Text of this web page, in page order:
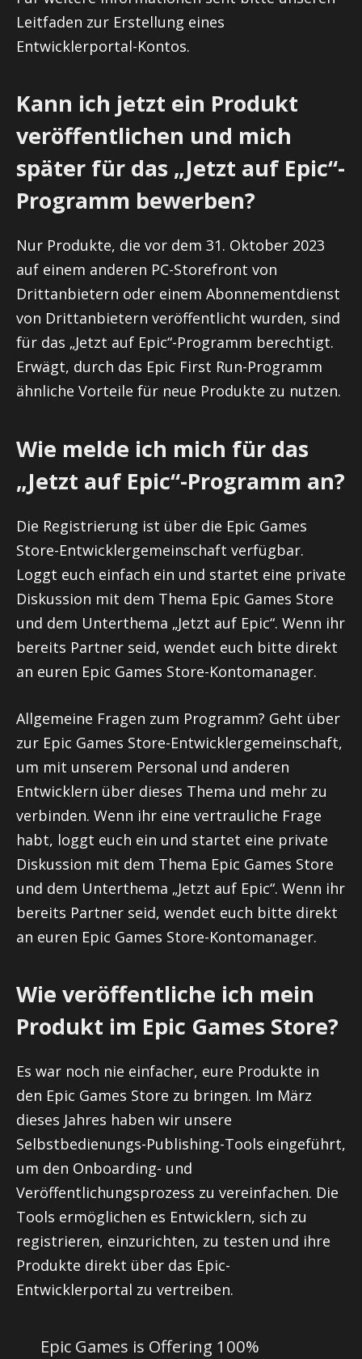
Leitfaden zur Erstellung eines
Entwicklerportal-Kontos.
Kann ich jetzt ein Produkt
veröffentlichen und mich
später für das „Jetzt auf Epic“-
Programm bewerben?
Nur Produkte, die vor dem 31. Oktober 2023
auf einem anderen PC-Storefront von
Drittanbietern oder einem Abonnementdienst
von Drittanbietern veröffentlicht wurden, sind
für das „Jetzt auf Epic“-Programm berechtigt.
Erwägt, durch das Epic First Run-Programm
ähnliche Vorteile für neue Produkte zu nutzen.
Wie melde ich mich für das
„Jetzt auf Epic“-Programm an?
Die Registrierung ist über die Epic Games
Store-Entwicklergemeinschaft verfügbar.
Loggt euch einfach ein und startet eine private
Diskussion mit dem Thema Epic Games Store
und dem Unterthema „Jetzt auf Epic“. Wenn ihr
bereits Partner seid, wendet euch bitte direkt
an euren Epic Games Store-Kontomanager.
Allgemeine Fragen zum Programm? Geht über
zur Epic Games Store-Entwicklergemeinschaft,
um mit unserem Personal und anderen
Entwicklern über dieses Thema und mehr zu
verbinden. Wenn ihr eine vertrauliche Frage
habt, loggt euch ein und startet eine private
Diskussion mit dem Thema Epic Games Store
und dem Unterthema „Jetzt auf Epic“. Wenn ihr
bereits Partner seid, wendet euch bitte direkt
an euren Epic Games Store-Kontomanager.
Wie veröffentliche ich mein
Produkt im Epic Games Store?
Es war noch nie einfacher, eure Produkte in
den Epic Games Store zu bringen. Im März
dieses Jahres haben wir unsere
Selbstbedienungs-Publishing-Tools eingeführt,
um den Onboarding- und
Veröffentlichungsprozess zu vereinfachen. Die
Tools ermöglichen es Entwicklern, sich zu
registrieren, einzurichten, zu testen und ihre
Produkte direkt über das Epic-
Entwicklerportal zu vertreiben.
Epic Games is Offering 100%